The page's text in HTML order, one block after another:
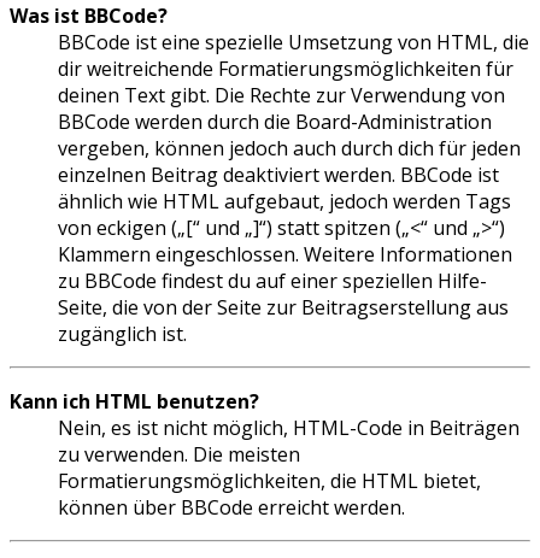
Was ist BBCode?
BBCode ist eine spezielle Umsetzung von HTML, die
dir weitreichende Formatierungsmöglichkeiten für
deinen Text gibt. Die Rechte zur Verwendung von
BBCode werden durch die Board-Administration
vergeben, können jedoch auch durch dich für jeden
einzelnen Beitrag deaktiviert werden. BBCode ist
ähnlich wie HTML aufgebaut, jedoch werden Tags
von eckigen („[“ und „]“) statt spitzen („<“ und „>“)
Klammern eingeschlossen. Weitere Informationen
zu BBCode findest du auf einer speziellen Hilfe-
Seite, die von der Seite zur Beitragserstellung aus
zugänglich ist.
Kann ich HTML benutzen?
Nein, es ist nicht möglich, HTML-Code in Beiträgen
zu verwenden. Die meisten
Formatierungsmöglichkeiten, die HTML bietet,
können über BBCode erreicht werden.